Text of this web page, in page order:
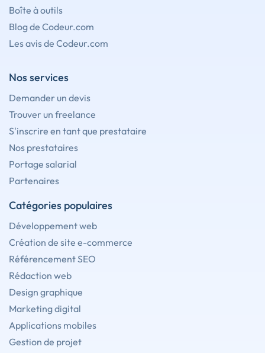
Boîte à outils
Blog de Codeur.com
Les avis de Codeur.com
Nos services
Demander un devis
Trouver un freelance
S'inscrire en tant que prestataire
Nos prestataires
Portage salarial
Partenaires
Catégories populaires
Développement web
Création de site e-commerce
Référencement SEO
Rédaction web
Design graphique
Marketing digital
Applications mobiles
Gestion de projet